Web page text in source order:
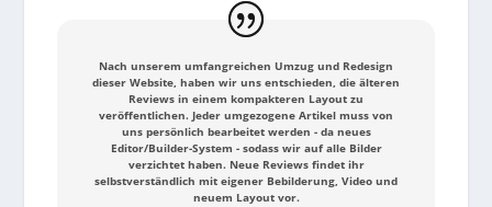
Nach unserem umfangreichen Umzug und Redesign
dieser Website, haben wir uns entschieden, die älteren
Reviews in einem kompakteren Layout zu
veröffentlichen. Jeder umgezogene Artikel muss von
uns persönlich bearbeitet werden - da neues
Editor/Builder-System - sodass wir auf alle Bilder
verzichtet haben. Neue Reviews findet ihr
selbstverständlich mit eigener Bebilderung, Video und
neuem Layout vor.